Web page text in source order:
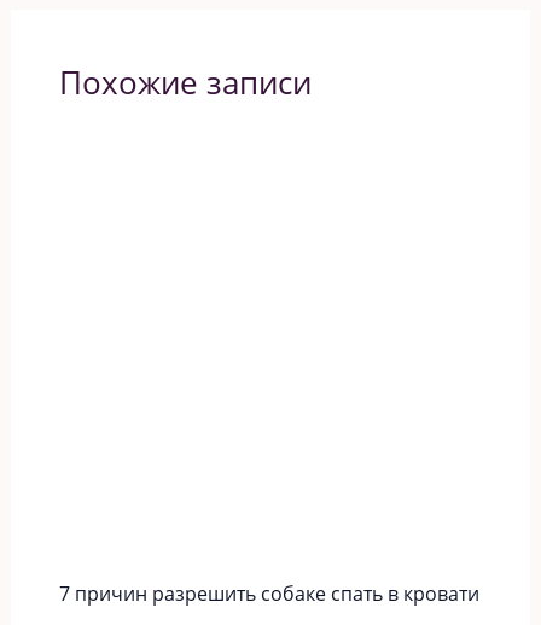
Похожие записи
7 причин разрешить собаке спать в кровати